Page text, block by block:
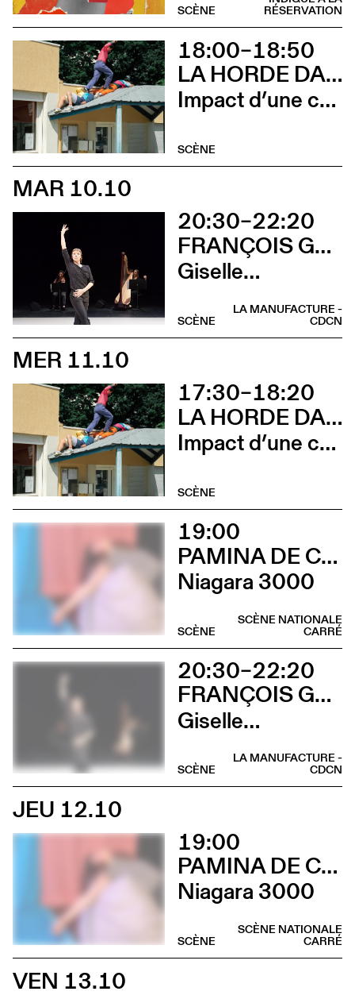
RÉSERVATION
SCÈNE
18:00–18:50
LA HORDE DANS LES PAVÉS
Impact d’une course x Stadium
SCÈNE
MAR 10.10
20:30–22:20
FRANÇOIS GREMAUD / 2B COMPANY
Giselle…
LA MANUFACTURE -
CDCN
SCÈNE
MER 11.10
17:30–18:20
LA HORDE DANS LES PAVÉS
Impact d’une course x Stadium
SCÈNE
19:00
PAMINA DE COULON
Niagara 3000
SCÈNE NATIONALE
CARRÉ
SCÈNE
20:30–22:20
FRANÇOIS GREMAUD / 2B COMPANY
Giselle…
LA MANUFACTURE -
CDCN
SCÈNE
JEU 12.10
19:00
PAMINA DE COULON
Niagara 3000
SCÈNE NATIONALE
CARRÉ
SCÈNE
VEN 13.10